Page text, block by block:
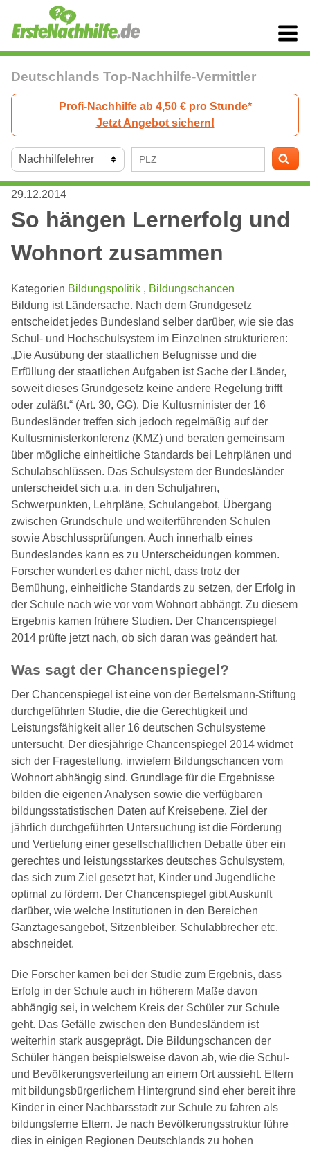
Deutschlands Top-Nachhilfe-Vermittler
Profi-Nachhilfe ab 4,50 € pro Stunde*
Jetzt Angebot sichern!
29.12.2014
So hängen Lernerfolg und
Wohnort zusammen
Kategorien Bildungspolitik , Bildungschancen
Bildung ist Ländersache. Nach dem Grundgesetz
entscheidet jedes Bundesland selber darüber, wie sie das
Schul- und Hochschulsystem im Einzelnen strukturieren:
„Die Ausübung der staatlichen Befugnisse und die
Erfüllung der staatlichen Aufgaben ist Sache der Länder,
soweit dieses Grundgesetz keine andere Regelung trifft
oder zuläßt.“ (Art. 30, GG). Die Kultusminister der 16
Bundesländer treffen sich jedoch regelmäßig auf der
Kultusministerkonferenz (KMZ) und beraten gemeinsam
über mögliche einheitliche Standards bei Lehrplänen und
Schulabschlüssen. Das Schulsystem der Bundesländer
unterscheidet sich u.a. in den Schuljahren,
Schwerpunkten, Lehrpläne, Schulangebot, Übergang
zwischen Grundschule und weiterführenden Schulen
sowie Abschlussprüfungen. Auch innerhalb eines
Bundeslandes kann es zu Unterscheidungen kommen.
Forscher wundert es daher nicht, dass trotz der
Bemühung, einheitliche Standards zu setzen, der Erfolg in
der Schule nach wie vor vom Wohnort abhängt. Zu diesem
Ergebnis kamen frühere Studien. Der Chancenspiegel
2014 prüfte jetzt nach, ob sich daran was geändert hat.
Was sagt der Chancenspiegel?
Der Chancenspiegel ist eine von der Bertelsmann-Stiftung
durchgeführten Studie, die die Gerechtigkeit und
Leistungsfähigkeit aller 16 deutschen Schulsysteme
untersucht. Der diesjährige Chancenspiegel 2014 widmet
sich der Fragestellung, inwiefern Bildungschancen vom
Wohnort abhängig sind. Grundlage für die Ergebnisse
bilden die eigenen Analysen sowie die verfügbaren
bildungsstatistischen Daten auf Kreisebene. Ziel der
jährlich durchgeführten Untersuchung ist die Förderung
und Vertiefung einer gesellschaftlichen Debatte über ein
gerechtes und leistungsstarkes deutsches Schulsystem,
das sich zum Ziel gesetzt hat, Kinder und Jugendliche
optimal zu fördern. Der Chancenspiegel gibt Auskunft
darüber, wie welche Institutionen in den Bereichen
Ganztagesangebot, Sitzenbleiber, Schulabbrecher etc.
abschneidet.
Die Forscher kamen bei der Studie zum Ergebnis, dass
Erfolg in der Schule auch in höherem Maße davon
abhängig sei, in welchem Kreis der Schüler zur Schule
geht. Das Gefälle zwischen den Bundesländern ist
weiterhin stark ausgeprägt. Die Bildungschancen der
Schüler hängen beispielsweise davon ab, wie die Schul-
und Bevölkerungsverteilung an einem Ort aussieht. Eltern
mit bildungsbürgerlichem Hintergrund sind eher bereit ihre
Kinder in einer Nachbarsstadt zur Schule zu fahren als
bildungsferne Eltern. Je nach Bevölkerungsstruktur führe
dies in einigen Regionen Deutschlands zu hohen